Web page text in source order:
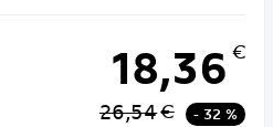
18,36 €
26,54€ - 32 %